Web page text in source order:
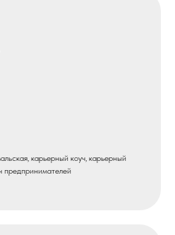
карьерный коуч, карьерный
предпринимателей